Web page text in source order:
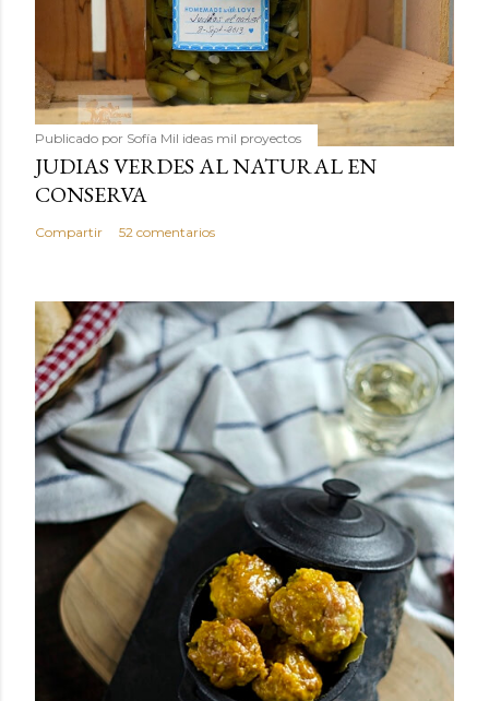
Publicado por Sofía Mil ideas mil proyectos
JUDIAS VERDES AL NATURAL EN
CONSERVA
Compartir 52 comentarios